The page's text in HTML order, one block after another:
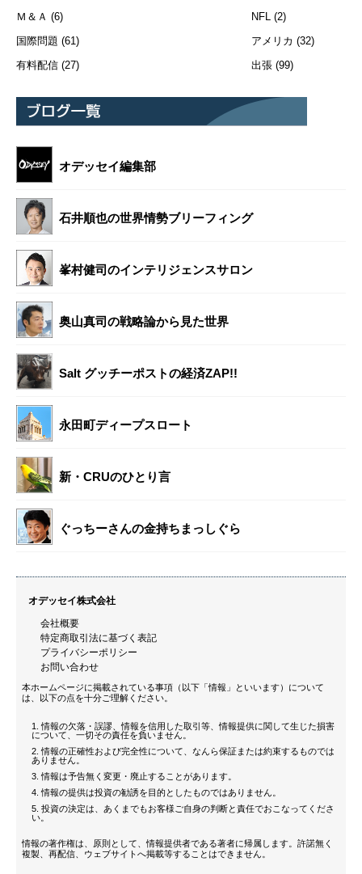
Ｍ＆Ａ (6)
国際問題 (61)
有料配信 (27)
NFL (2)
アメリカ (32)
出張 (99)
オデッセイ編集部
石井順也の世界情勢ブリーフィング
峯村健司のインテリジェンスサロン
奥山真司の戦略論から見た世界
Salt グッチーポストの経済ZAP!!
永田町ディープスロート
新・CRUのひとり言
ぐっちーさんの金持ちまっしぐら
オデッセイ株式会社
会社概要
特定商取引法に基づく表記
プライバシーポリシー
お問い合わせ
本ホームページに掲載されている事項（以下「情報」といいます）について
は、以下の点を十分ご理解ください。
情報の欠落・誤謬、情報を信用した取引等、情報提供に関して生じた損害
について、一切その責任を負いません。
情報の正確性および完全性について、なんら保証または約束するものでは
ありません。
情報は予告無く変更・廃止することがあります。
情報の提供は投資の勧誘を目的としたものではありません。
投資の決定は、あくまでもお客様ご自身の判断と責任でおこなってくださ
い。
情報の著作権は、原則として、情報提供者である著者に帰属します。許諾無く
複製、再配信、ウェブサイトへ掲載等することはできません。